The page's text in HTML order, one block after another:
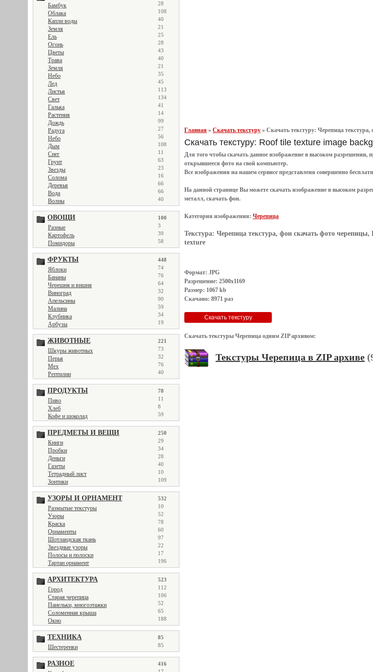
Бамбук 28
Облака 108
Капли воды 40
Земля 21
Ель 25
Огонь 28
Цветы 43
Трава 40
Земля 21
Небо 35
Лед 45
Листья 113
Свет 134
Галька 41
Растения 14
Дождь 99
Радуга 27
Небо 56
Дым 108
Снег 11
Грунт 63
Звезды 23
Солома 16
Деревья 66
Вода 66
Волны 40
ОВОЩИ 100
Разные 3
Картофель 39
Помидоры 58
ФРУКТЫ 448
Яблоки 74
Бананы 76
Черешня и вишня 64
Виноград 32
Апельсины 90
Малина 59
Клубника 34
Арбузы 19
ЖИВОТНЫЕ 221
Шкуры животных 73
Перья 32
Мех 76
Рептилии 40
ПРОДУКТЫ 78
Пиво 11
Хлеб 8
Кофе и шоколад 59
ПРЕДМЕТЫ И ВЕЩИ 250
Книги 29
Пробки 34
Деньги 28
Газеты 40
Тетрадный лист 10
Зонтики 109
УЗОРЫ И ОРНАМЕНТ 532
Размытые текстуры 10
Узоры 52
Краска 78
Орнаменты 60
Шотландская ткань 97
Звездные узоры 22
Полосы и полоски 17
Тартан орнамент 196
АРХИТЕКТУРА 523
Город 112
Старая черепица 106
Панельки, многоэтажки 52
Соломенная крыша 65
Окно 188
ТЕХНИКА 85
Шестеренки 85
РАЗНОЕ 416
Главная » Скачать текстуру » Скачать текстуру: Черепица
Скачать текстуру: Roof tile texture image
Для того чтобы скачать данное изображение в высоком разрешении,
открывшееся фото на свой компьютер.
Все изображения на нашем сервисе представленя совершенно
На данной странице Вы можете скачать изображение в высоком
металл, скачать фон.
Категория изображения: Черепица
Текстура: Черепица текстура, фон скачать фото
texture
Формат: JPG
Разрешение: 2500x1169
Размер: 1067 kb
Скачано: 8971 раз
Скачать текстуры Черепица одним ZIP архивом:
Текстуры Черепица в ZIP архиве